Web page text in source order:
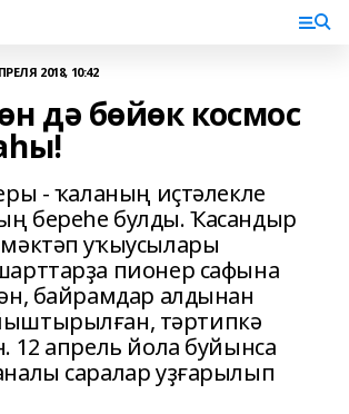
2018, 10:42
дә бөйөк космос
- ҡаланың иҫтәлекле
береһе булды. Ҡасандыр
уҡыусылары
пионер сафына
байрамдар алдынан
тәртипкә
12 апрель йола буйынса
саралар уҙғарылып